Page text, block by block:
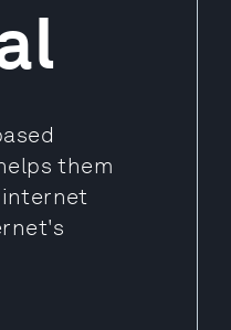
them
internet